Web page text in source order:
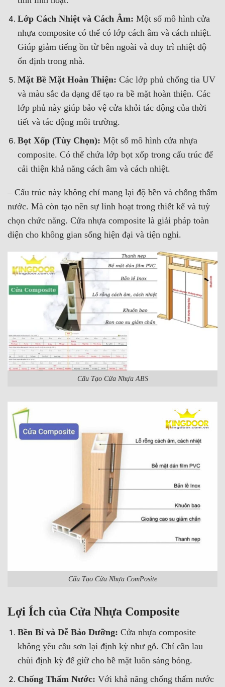
Lớp Cách Nhiệt và Cách Âm: Một số mô hình cửa
nhựa composite có thể có lớp cách âm và cách nhiệt.
Giúp giảm tiếng ồn từ bên ngoài và duy trì nhiệt độ
ổn định trong nhà.
Mặt Bề Mặt Hoàn Thiện: Các lớp phủ chống tia UV
và màu sắc đa dạng để tạo ra bề mặt hoàn thiện. Các
lớp phủ này giúp bảo vệ cửa khỏi tác động của thời
tiết và tác động môi trường.
Bọt Xốp (Tùy Chọn): Một số mô hình cửa nhựa
composite. Có thể chứa lớp bọt xốp trong cấu trúc để
cải thiện khả năng cách âm và cách nhiệt.
– Cấu trúc này không chỉ mang lại độ bền và chống thấm
nước. Mà còn tạo nên sự linh hoạt trong thiết kế và tuỳ
chọn chức năng. Cửa nhựa composite là giải pháp toàn
diện cho không gian sống hiện đại và tiện nghi.
Cấu Tạo Cửa Nhựa ABS
Cấu Tạo Cửa Nhựa ComPosite
Lợi Ích của Cửa Nhựa Composite
Bền Bỉ và Dễ Bảo Dưỡng: Cửa nhựa composite
không yêu cầu sơn lại định kỳ như gỗ. Chỉ cần lau
chùi định kỳ để giữ cho bề mặt luôn sáng bóng.
Chống Thấm Nước: Với khả năng chống thấm nước